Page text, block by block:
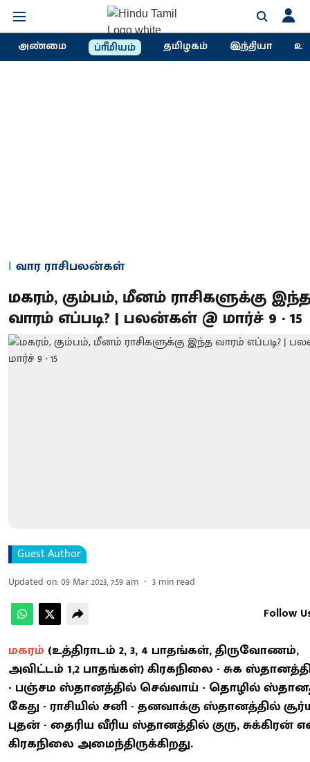
அண்மை ப்ரீமியம் தமிழகம் இந்தியா
வார ராசிபலன்கள்
மகரம், கும்பம், மீனம் ராசிகளுக்கு
வாரம் எப்படி? | பலன்கள் @ மார்ச் 9 - 15
Guest Author
Updated on:09 Mar 2023, 7:59 am 3 min read
Follow
மகரம் (உத்திராடம் 2, 3, 4 பாதங்கள், திருவோணம்,
அவிட்டம் 1,2 பாதங்கள்) கிரகநிலை - சுக
- பஞ்சம ஸ்தானத்தில் செவ்வாய் - தொழில்
கேது - ராசியில் சனி - தனவாக்கு ஸ்தானத்தில்
புதன் - தைரிய வீரிய ஸ்தானத்தில் குரு, சுக்கிரன்
கிரகநிலை அமைந்திருக்கிறது.